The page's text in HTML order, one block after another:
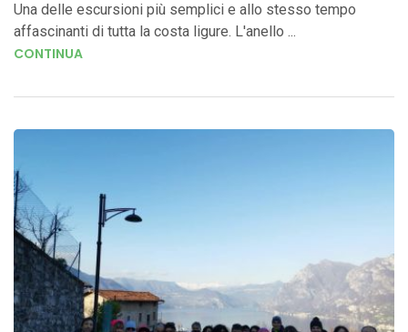
Una delle escursioni più semplici e allo stesso tempo
affascinanti di tutta la costa ligure. L'anello ...
CONTINUA